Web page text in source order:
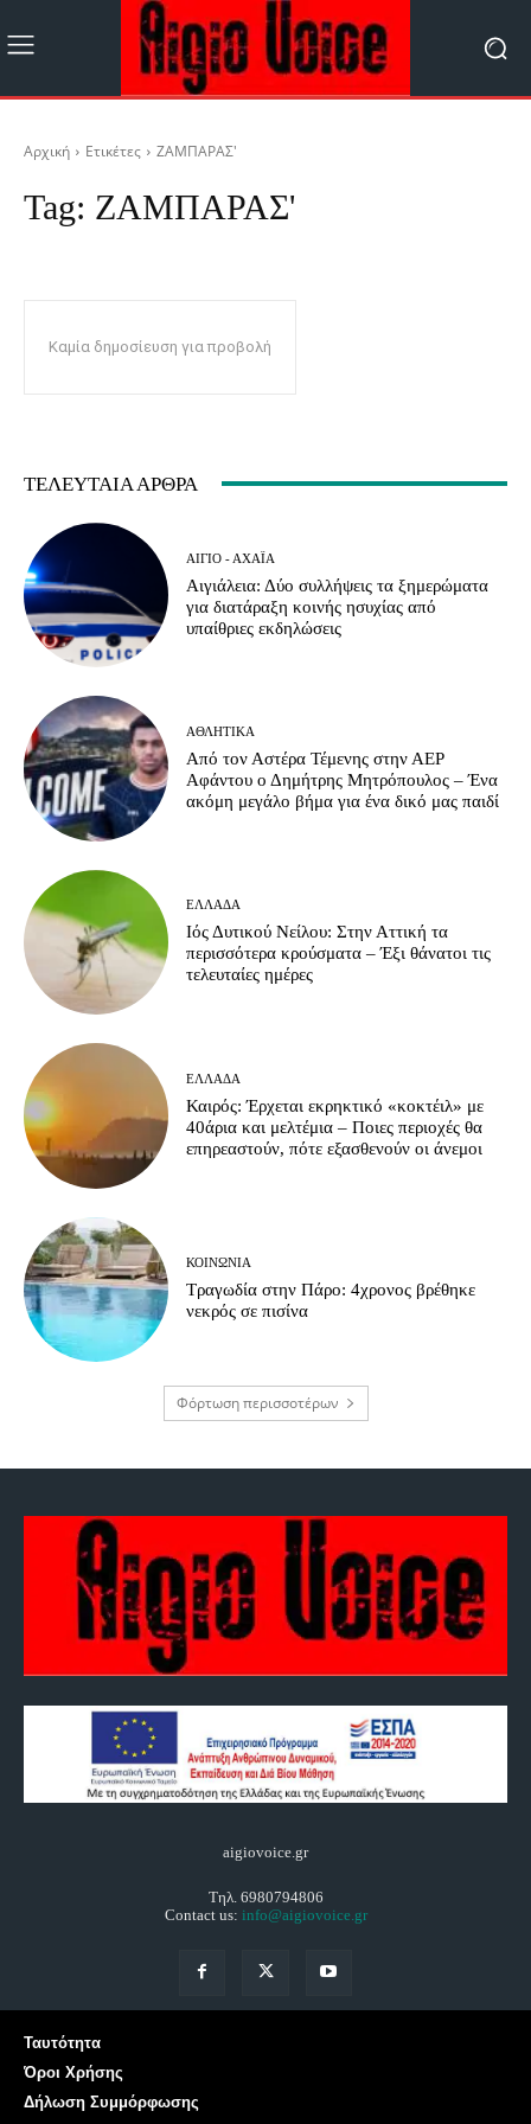
Αρχική Ετικέτες ΖΑΜΠΑΡΑΣ'
Tag: ΖΑΜΠΑΡΑΣ'
Καμία δημοσίευση για προβολή
ΤΕΛΕΥΤΑΊΑ ΆΡΘΡΑ
ΑΊΓΙΟ - ΑΧΑΪ́Α
Αιγιάλεια: Δύο συλλήψεις τα ξημερώματα
για διατάραξη κοινής ησυχίας από
υπαίθριες εκδηλώσεις
ΑΘΛΗΤΙΚΆ
Από τον Αστέρα Τέμενης στην ΑΕΡ
Αφάντου ο Δημήτρης Μητρόπουλος – Ένα
ακόμη μεγάλο βήμα για ένα δικό μας παιδί
ΕΛΛΆΔΑ
Ιός Δυτικού Νείλου: Στην Αττική τα
περισσότερα κρούσματα – Έξι θάνατοι τις
τελευταίες ημέρες
ΕΛΛΆΔΑ
Καιρός: Έρχεται εκρηκτικό «κοκτέιλ» με
40άρια και μελτέμια – Ποιες περιοχές θα
επηρεαστούν, πότε εξασθενούν οι άνεμοι
ΚΟΙΝΩΝΊΑ
Τραγωδία στην Πάρο: 4χρονος βρέθηκε
νεκρός σε πισίνα
Φόρτωση περισσοτέρων
aigiovoice.gr
Τηλ. 6980794806
Contact us: info@aigiovoice.gr
Ταυτότητα
Όροι Χρήσης
Δήλωση Συμμόρφωσης